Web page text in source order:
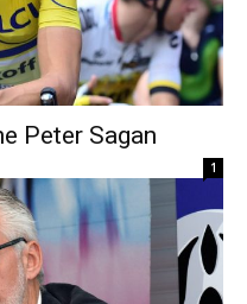
Peter Sagan
1